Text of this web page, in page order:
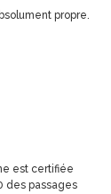
propre.
est certifiée
des passages